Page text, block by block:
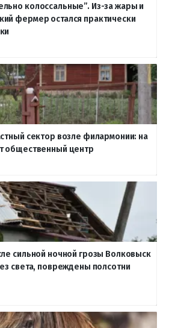
колоссальные”. Из-за жары и
фермер остался практически
сектор возле филармонии: на
общественный центр
сильной ночной грозы Волковыск
света, повреждены полсотни